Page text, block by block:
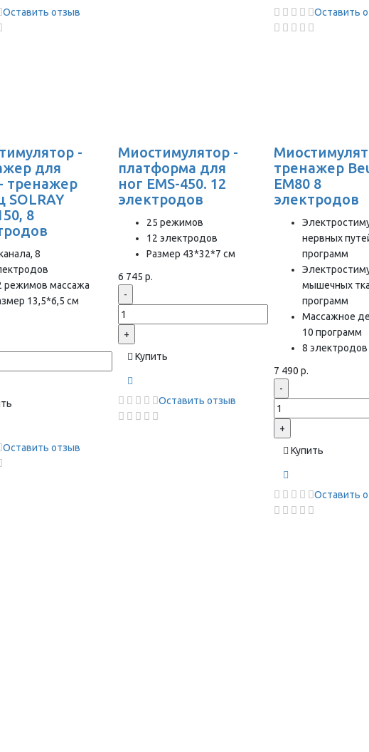
Оставить отзыв Оставить
-
для
тренажер
8
8
режимов массажа
13,5*6,5 см
Оставить отзыв
Миостимулятор -
платформа для
ног EMS-450. 12
электродов
25 режимов
12 электродов
Размер 43*32*7 см
6 745 р.
-
+
Купить
Оставить отзыв
тренажер
EM80 8
электродов
нервных
программ
мышечных
программ
Массажное
10 программ
8 электродов
7 490 р.
-
+
Купить
Оставить